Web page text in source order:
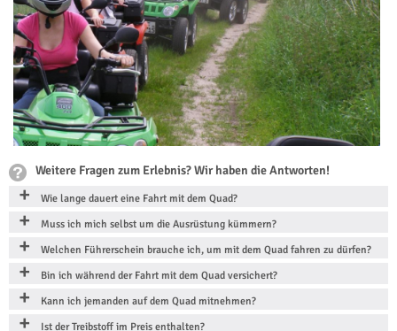
Weitere Fragen zum Erlebnis? Wir haben die Antworten!
Wie lange dauert eine Fahrt mit dem Quad?
Muss ich mich selbst um die Ausrüstung kümmern?
Welchen Führerschein brauche ich, um mit dem Quad fahren zu dürfen?
Bin ich während der Fahrt mit dem Quad versichert?
Kann ich jemanden auf dem Quad mitnehmen?
Ist der Treibstoff im Preis enthalten?